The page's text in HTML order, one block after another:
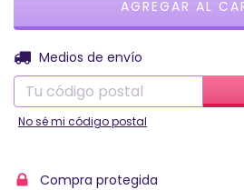
Entregas para el CP:
Medios de envío
No sé mi código postal
Compra protegida